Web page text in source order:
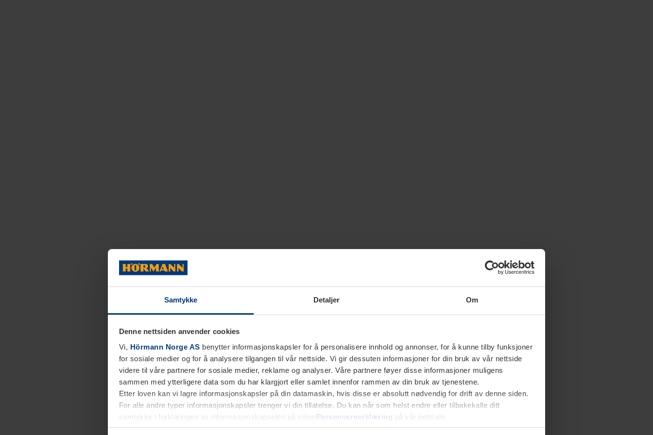
Samtykke Detaljer Om
Denne nettsiden anvender cookies
Vi, Hörmann Norge AS benytter informasjonskapsler for å personalisere innhold og annonser, for å kunne tilby funksjoner
for sosiale medier og for å analysere tilgangen til vår nettside. Vi gir dessuten informasjoner for din bruk av vår nettside
videre til våre partnere for sosiale medier, reklame og analyser. Våre partnere føyer disse informasjoner muligens
sammen med ytterligere data som du har klargjort eller samlet innenfor rammen av din bruk av tjenestene.
Etter loven kan vi lagre informasjonskapsler på din datamaskin, hvis disse er absolutt nødvendig for drift av denne siden.
For alle andre typer informasjonskapsler trenger vi din tillatelse. Du kan når som helst endre eller tilbakekalle ditt
samtykke i forklaringen av informasjonskapselen på sidenPersonvernerklæring på vår nettside.